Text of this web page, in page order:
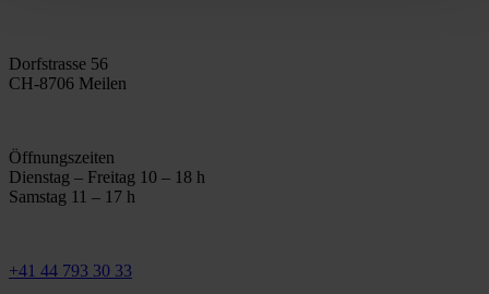
Dorfstrasse 56
CH-8706 Meilen
Öffnungszeiten
Dienstag – Freitag 10 – 18 h
Samstag 11 – 17 h
+41 44 793 30 33